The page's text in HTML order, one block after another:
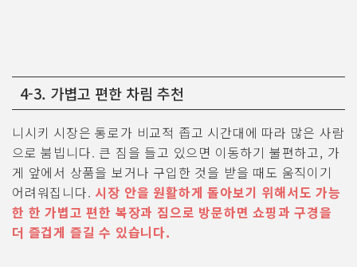
4-3. 가볍고 편한 차림 추천
니시키 시장은 통로가 비교적 좁고 시간대에 따라 많은 사람
으로 붐빕니다. 큰 짐을 들고 있으면 이동하기 불편하고, 가
게 앞에서 상품을 보거나 구입한 것을 받을 때도 움직이기
어려워집니다. 시장 안을 원활하게 돌아보기 위해서도 가능
한 한 가볍고 편한 복장과 짐으로 방문하면 쇼핑과 구경을
더 즐겁게 즐길 수 있습니다.